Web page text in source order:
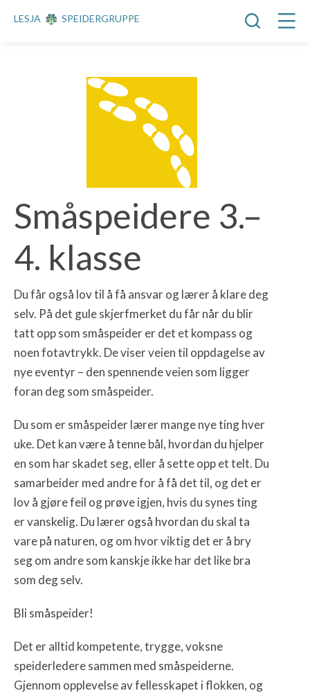
LESJA SPEIDERGRUPPE
Småspeidere 3.–
4. klasse
Du får også lov til å få ansvar og lærer å klare deg
selv. På det gule skjerfmerket du får når du blir
tatt opp som småspeider er det et kompass og
noen fotavtrykk. De viser veien til oppdagelse av
nye eventyr – den spennende veien som ligger
foran deg som småspeider.
Du som er småspeider lærer mange nye ting hver
uke. Det kan være å tenne bål, hvordan du hjelper
en som har skadet seg, eller å sette opp et telt. Du
samarbeider med andre for å få det til, og det er
lov å gjøre feil og prøve igjen, hvis du synes ting
er vanskelig. Du lærer også hvordan du skal ta
vare på naturen, og om hvor viktig det er å bry
seg om andre som kanskje ikke har det like bra
som deg selv.
Bli småspeider!
Det er alltid kompetente, trygge, voksne
speiderledere sammen med småspeiderne.
Gjennom opplevelse av fellesskapet i flokken, og